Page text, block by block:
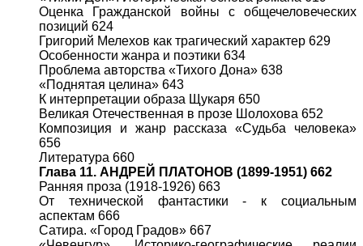
Оценка Гражданской войны с общечеловеческих
позиций 624
Григорий Мелехов как трагический характер 629
Особенности жанра и поэтики 634
Проблема авторства «Тихого Дона» 638
«Поднятая целина» 643
К интерпретации образа Щукаря 650
Великая Отечественная в прозе Шолохова 652
Композиция и жанр рассказа «Судьба человека»
656
Литература 660
Глава 11. АНДРЕЙ ПЛАТОНОВ (1899-1951) 662
Ранняя проза (1918-1926) 663
От технической фантастики - к социальным
аспектам 666
Сатира. «Город Градов» 667